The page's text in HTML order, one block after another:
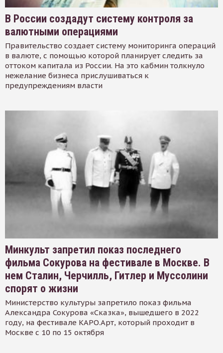
В России создадут систему контроля за
валютными операциями
Правительство создает систему мониторинга операций
в валюте, с помощью которой планирует следить за
оттоком капитала из России. На это кабмин толкнуло
нежелание бизнеса прислушиваться к
предупреждениям власти
Минкульт запретил показ последнего
фильма Сокурова на фестивале в Москве. В
нем Сталин, Черчилль, Гитлер и Муссолини
спорят о жизни
Министерство культуры запретило показ фильма
Александра Сокурова «Сказка», вышедшего в 2022
году, на фестивале КАРО.Арт, который проходит в
Москве с 10 по 15 октября